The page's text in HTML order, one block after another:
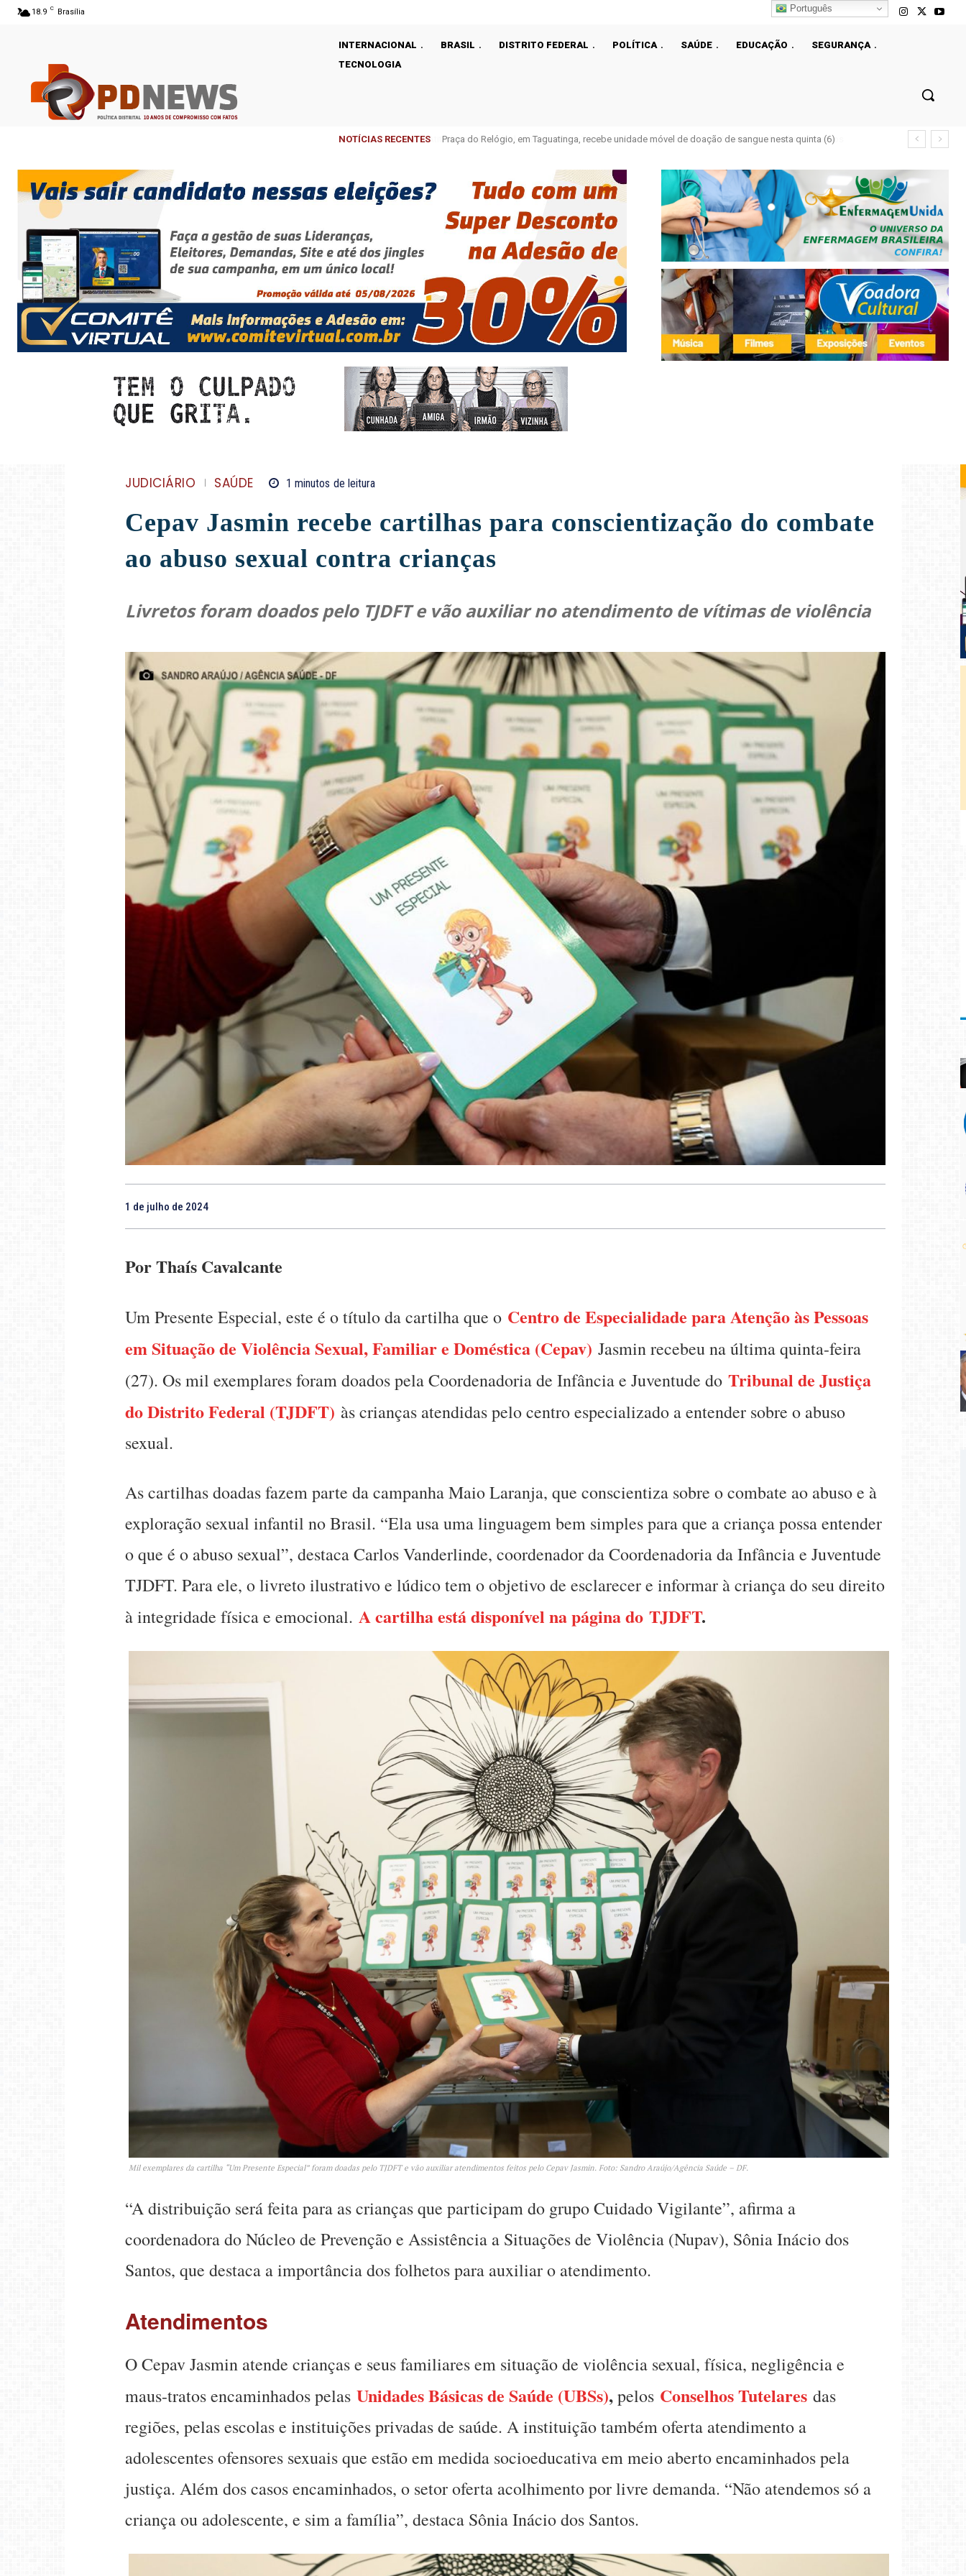
18.9 C Brasília
INTERNACIONAL BRASIL DISTRITO FEDERAL POLÍTICA SAÚDE EDUCAÇÃO
SEGURANÇA
TECNOLOGIA
NOTÍCIAS RECENTES Praça do Relógio, em Taguatinga, recebe unidade móvel de doação de sangue nesta quinta (6)
JUDICIÁRIO SAÚDE 1 minutos de leitura
Cepav Jasmin recebe cartilhas para conscientização do combate
ao abuso sexual contra crianças
Livretos foram doados pelo TJDFT e vão auxiliar no atendimento de vítimas de violência
1 de julho de 2024
Por Thaís Cavalcante
Um Presente Especial, este é o título da cartilha que o Centro de Especialidade para Atenção às Pessoas
em Situação de Violência Sexual, Familiar e Doméstica (Cepav) Jasmin recebeu na última quinta-feira
(27). Os mil exemplares foram doados pela Coordenadoria de Infância e Juventude do Tribunal de Justiça
do Distrito Federal (TJDFT) às crianças atendidas pelo centro especializado a entender sobre o abuso
sexual.
As cartilhas doadas fazem parte da campanha Maio Laranja, que conscientiza sobre o combate ao abuso e à
exploração sexual infantil no Brasil. “Ela usa uma linguagem bem simples para que a criança possa entender
o que é o abuso sexual”, destaca Carlos Vanderlinde, coordenador da Coordenadoria da Infância e Juventude
TJDFT. Para ele, o livreto ilustrativo e lúdico tem o objetivo de esclarecer e informar à criança do seu direito
à integridade física e emocional. A cartilha está disponível na página do TJDFT.
Mil exemplares da cartilha “Um Presente Especial” foram doadas pelo TJDFT e vão auxiliar atendimentos feitos pelo Cepav Jasmin. Foto: Sandro Araújo/Agência Saúde – DF.
“A distribuição será feita para as crianças que participam do grupo Cuidado Vigilante”, afirma a
coordenadora do Núcleo de Prevenção e Assistência a Situações de Violência (Nupav), Sônia Inácio dos
Santos, que destaca a importância dos folhetos para auxiliar o atendimento.
Atendimentos
O Cepav Jasmin atende crianças e seus familiares em situação de violência sexual, física, negligência e
maus-tratos encaminhados pelas Unidades Básicas de Saúde (UBSs),pelos Conselhos Tutelares das
regiões, pelas escolas e instituições privadas de saúde. A instituição também oferta atendimento a
adolescentes ofensores sexuais que estão em medida socioeducativa em meio aberto encaminhados pela
justiça. Além dos casos encaminhados, o setor oferta acolhimento por livre demanda. “Não atendemos só a
criança ou adolescente, e sim a família”, destaca Sônia Inácio dos Santos.
Português